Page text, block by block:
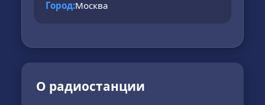
Город:Москва
О радиостанции